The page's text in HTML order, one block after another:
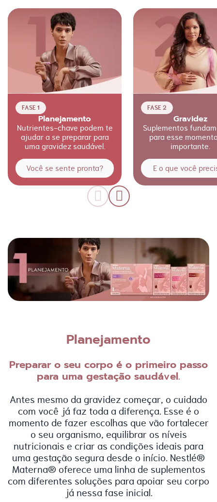
FASE 1
Planejamento
Nutrientes-chave podem te
ajudar a se preparar para
uma gravidez saudável.
Você se sente pronta?
FASE 2
Gravidez
Suplementos
para esse
importante.
E o que você
Planejamento
Preparar o seu corpo é o primeiro passo
para uma gestação saudável.
Antes mesmo da gravidez começar, o cuidado
com você já faz toda a diferença. Esse é o
momento de fazer escolhas que vão fortalecer
o seu organismo, equilibrar os níveis
nutricionais e criar as condições ideais para
uma gestação segura desde o início. Nestlé®
Materna® oferece uma linha de suplementos
com diferentes soluções para apoiar seu corpo
já nessa fase inicial.